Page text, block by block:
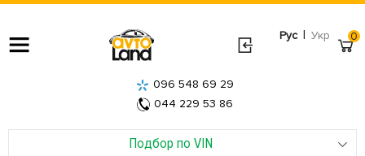
Рус | Укр
Подбор по VIN
096 548 69 29
044 229 53 86
0